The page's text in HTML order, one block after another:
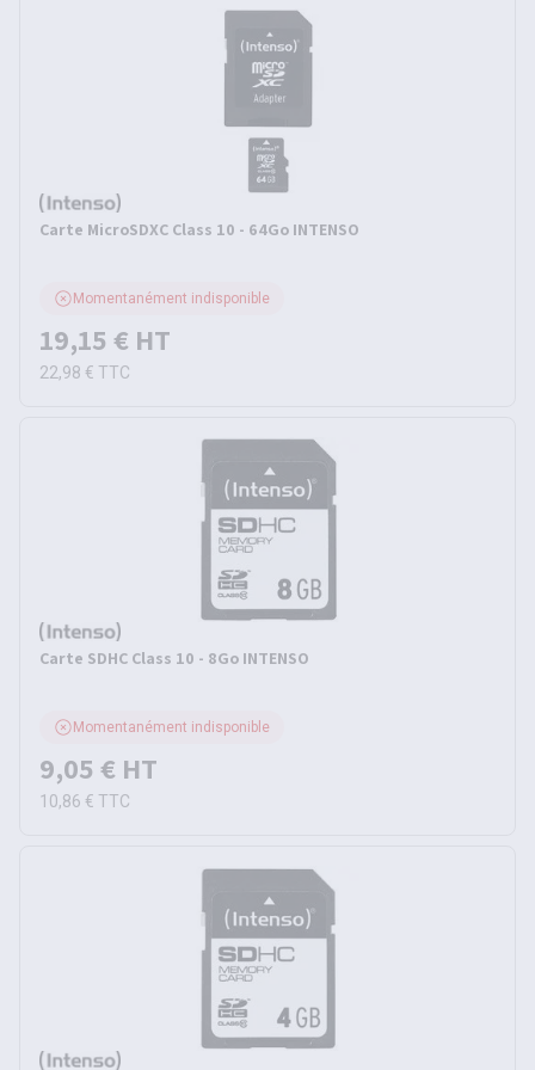
Carte MicroSDXC Class 10 - 64Go INTENSO
Momentanément indisponible
19,15 € HT
22,98 € TTC
Carte SDHC Class 10 - 8Go INTENSO
Momentanément indisponible
9,05 € HT
10,86 € TTC